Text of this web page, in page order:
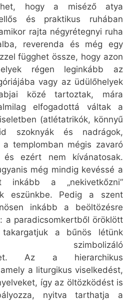
hogy a miséző atya
és praktikus ruhában
rajta négyrétegnyi ruha
reverenda és még egy
függhet össze, hogy azon
régen leginkább az
vagy az üdülőhelyek
közé tartoztak, mára
elfogadottá váltak a
(atlétatrikók, könnyű
szoknyák és nadrágok,
a templomban mégis zavaró
és ezért nem kívánatosak.
még mindig kevéssé a
inkább a „nekivetkőzni”
eszünkbe. Pedig a szent
inkább a beöltözésre
a paradicsomkertből öröklött
takargatjuk a bűnös létünk
szimbolizáló
Az a hierarchikus
a liturgikus viselkedést,
így az öltözködést is
nyitva tarthatja a